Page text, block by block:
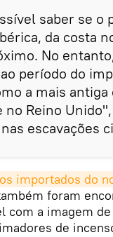
saber se o
da costa
No
período do
a mais
no Reino
escavações
importados do
foram
com a imagem
de